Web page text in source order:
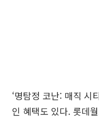
‘명탐정 코난: 매직 시
인 혜택도 있다. 롯데